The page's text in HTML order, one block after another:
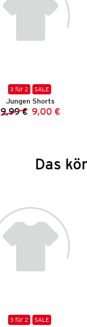
3 für 2 SALE
Jungen Shorts
Vorheriger
9,99 € Neuer Preis:
9,00 €
Das
3 für 2 SALE